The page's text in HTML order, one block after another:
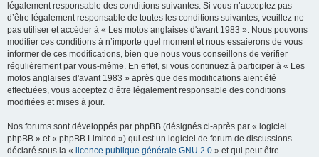
légalement responsable des conditions suivantes. Si vous n’acceptez pas
d’être légalement responsable de toutes les conditions suivantes, veuillez ne
pas utiliser et accéder à « Les motos anglaises d'avant 1983 ». Nous pouvons
modifier ces conditions à n’importe quel moment et nous essaierons de vous
informer de ces modifications, bien que nous vous conseillons de vérifier
régulièrement par vous-même. En effet, si vous continuez à participer à « Les
motos anglaises d'avant 1983 » après que des modifications aient été
effectuées, vous acceptez d’être légalement responsable des conditions
modifiées et mises à jour.
Nos forums sont développés par phpBB (désignés ci-après par « logiciel
phpBB » et « phpBB Limited ») qui est un logiciel de forum de discussions
déclaré sous la « licence publique générale GNU 2.0 » et qui peut être